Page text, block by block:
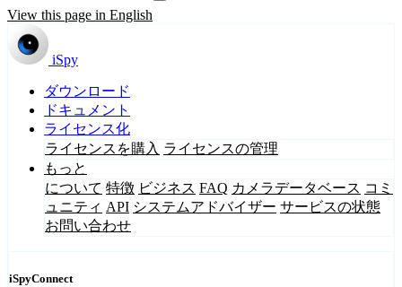
View this page in English
iSpy
ダウンロード
ドキュメント
ライセンス化
ライセンスを購入 ライセンスの管理
もっと
について 特徴 ビジネス FAQ カメラデータベース コミ
ュニティ API システムアドバイザー サービスの状態
お問い合わせ
iSpyConnect